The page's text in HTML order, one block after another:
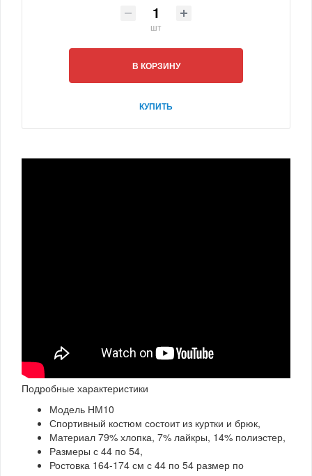
шт
В КОРЗИНУ
КУПИТЬ
Подробные характеристики
Модель НМ10
Спортивный костюм состоит из куртки и брюк,
Материал 79% хлопка, 7% лайкры, 14% полиэстер,
Размеры с 44 по 54,
Ростовка 164-174 см с 44 по 54 размер по